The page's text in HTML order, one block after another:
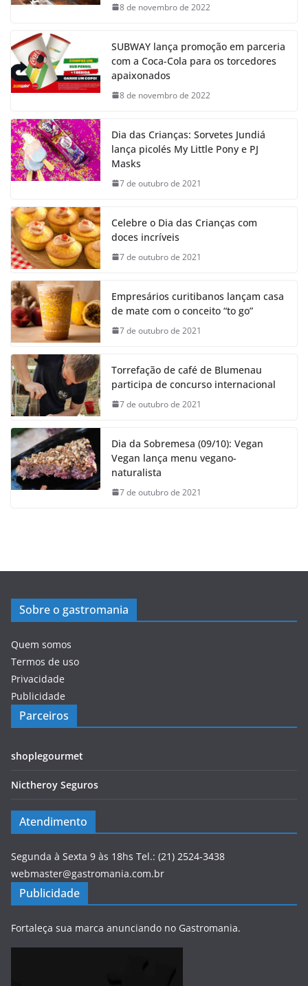
8 de novembro de 2022
SUBWAY lança promoção em parceria
com a Coca-Cola para os torcedores
apaixonados
8 de novembro de 2022
Dia das Crianças: Sorvetes Jundiá
lança picolés My Little Pony e PJ
Masks
7 de outubro de 2021
Celebre o Dia das Crianças com
doces incríveis
7 de outubro de 2021
Empresários curitibanos lançam casa
de mate com o conceito “to go”
7 de outubro de 2021
Torrefação de café de Blumenau
participa de concurso internacional
7 de outubro de 2021
Dia da Sobremesa (09/10): Vegan
Vegan lança menu vegano-
naturalista
7 de outubro de 2021
Sobre o gastromania
Quem somos
Termos de uso
Privacidade
Publicidade
Parceiros
shoplegourmet
Nictheroy Seguros
Atendimento
Segunda à Sexta 9 às 18hs Tel.: (21) 2524-3438
webmaster@gastromania.com.br
Publicidade
Fortaleça sua marca anunciando no Gastromania.